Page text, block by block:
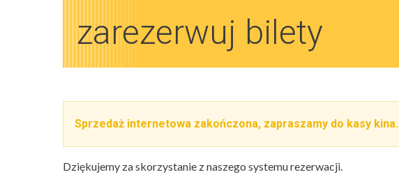
zarezerwuj bilety
Sprzedaż internetowa zakończona, zapraszamy do kasy kina.
Dziękujemy za skorzystanie z naszego systemu rezerwacji.